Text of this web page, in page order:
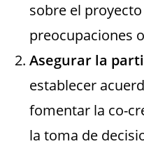
sobre el
preocupaciones
Asegurar la
establecer
fomentar la co-
la toma de